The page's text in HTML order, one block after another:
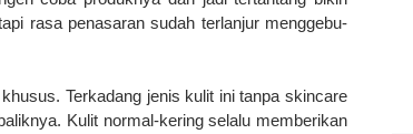
rasa penasaran sudah terlanjur menggebu-
Terkadang jenis kulit ini tanpa skincare
Kulit normal-kering selalu memberikan